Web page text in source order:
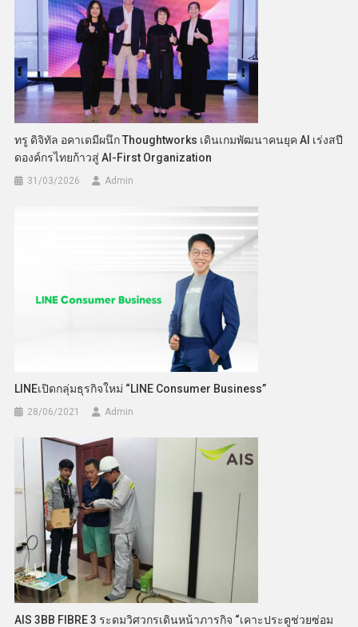
ทรู ดิจิทัล อคาเดมีผนึก Thoughtworks เดินเกมพัฒนาคนยุค AI เร่งสปี
ดองค์กรไทยก้าวสู่ AI-First Organization
31/03/2026 Admin
LINEเปิดกลุ่มธุรกิจใหม่ “LINE Consumer Business”
28/06/2021 Admin
AIS 3BB FIBRE 3 ระดมวิศวกรเดินหน้าภารกิจ “เคาะประตูช่วยซ่อม